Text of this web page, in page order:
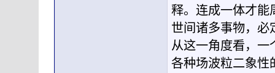
释。连成一体才能
世间诸多事物，必
从这一角度看，一
各种场波粒二象性